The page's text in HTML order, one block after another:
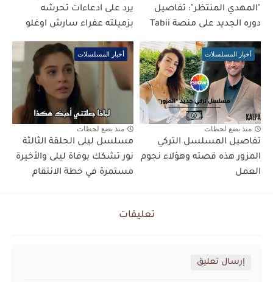
"المهدي المنتظر": تفاصيل
دوره الجديد على منصة Tabii
يرد على ادعاءات تحرشه
بزميلته عفراء سارش اوغلو
أخبار المسلسلات
منذ بضع لحظات
تفاصيل المسلسل التركي
المزور هذه قصته وهؤلاء نجوم
العمل
أخبار المسلسلات
منذ بضع لحظات
مسلسل ليلى الحلقة الثالثة
نور تشكك بوفاة ليلى والأخيرة
مستمرة في خطة الانتقام
تعليقات
إرسال تعليق